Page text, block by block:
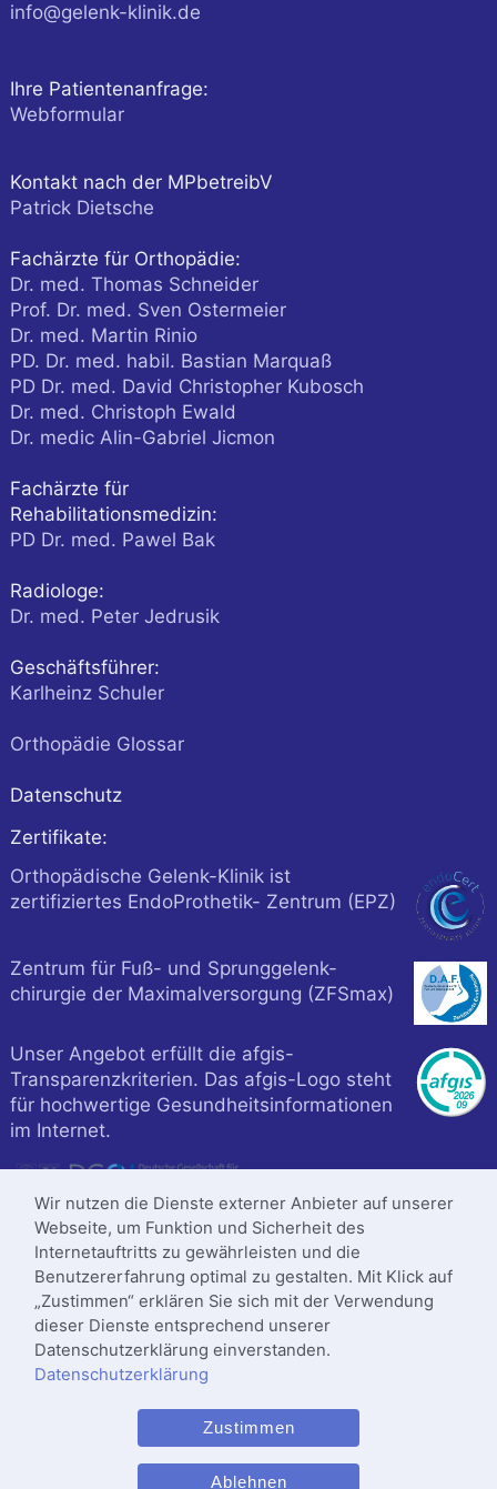
info@gelenk-klinik.de
Ihre Patientenanfrage:
Webformular
Kontakt nach der MPbetreibV
Patrick Dietsche
Fachärzte für Orthopädie:
Dr. med. Thomas Schneider
Prof. Dr. med. Sven Ostermeier
Dr. med. Martin Rinio
PD. Dr. med. habil. Bastian Marquaß
PD Dr. med. David Christopher Kubosch
Dr. med. Christoph Ewald
Dr. medic Alin-Gabriel Jicmon
Fachärzte für
Rehabilitationsmedizin:
PD Dr. med. Pawel Bak
Radiologe:
Dr. med. Peter Jedrusik
Geschäftsführer:
Karlheinz Schuler
Orthopädie Glossar
Datenschutz
Zertifikate:
Orthopädische Gelenk-Klinik ist
zertifiziertes EndoProthetik- Zentrum (EPZ)
Zentrum für Fuß- und Sprunggelenk-
chirurgie der Maximalversorgung (ZFSmax)
Unser Angebot erfüllt die afgis-
Transparenzkriterien. Das afgis-Logo steht
für hochwertige Gesundheitsinformationen
im Internet.
Klinik ist zertifiziert nach
Letzte Änderung: 26.09.2025
Wir nutzen die Dienste externer Anbieter auf unserer
Webseite, um Funktion und Sicherheit des
Internetauftritts zu gewährleisten und die
Benutzererfahrung optimal zu gestalten. Mit Klick auf
„Zustimmen“ erklären Sie sich mit der Verwendung
dieser Dienste entsprechend unserer
Datenschutzerklärung einverstanden.
Datenschutzerklärung
Zustimmen
Ablehnen